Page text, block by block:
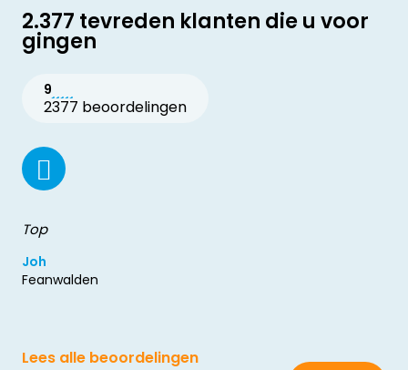
2.377 tevreden klanten die u voor
gingen
9
2377 beoordelingen
Top
Joh
Feanwalden
Lees alle beoordelingen